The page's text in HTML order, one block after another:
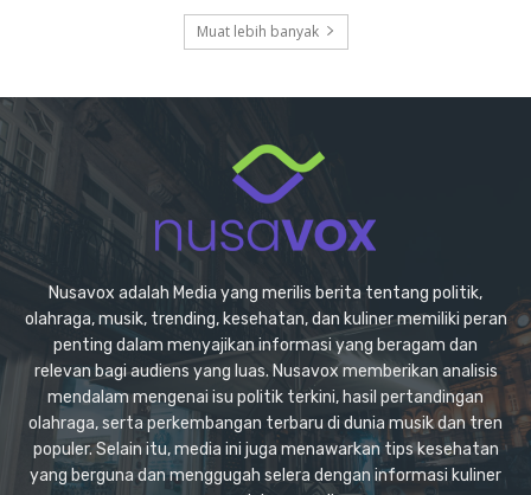
Muat lebih banyak
Nusavox adalah Media yang merilis berita tentang politik,
olahraga, musik, trending, kesehatan, dan kuliner memiliki peran
penting dalam menyajikan informasi yang beragam dan
relevan bagi audiens yang luas. Nusavox memberikan analisis
mendalam mengenai isu politik terkini, hasil pertandingan
olahraga, serta perkembangan terbaru di dunia musik dan tren
populer. Selain itu, media ini juga menawarkan tips kesehatan
yang berguna dan menggugah selera dengan informasi kuliner